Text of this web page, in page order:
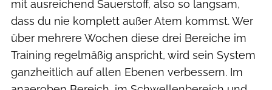
mit ausreichend Sauerstoff, also so langsam,
dass du nie komplett außer Atem kommst. Wer
über mehrere Wochen diese drei Bereiche im
Training regelmäßig anspricht, wird sein System
ganzheitlich auf allen Ebenen verbessern. Im